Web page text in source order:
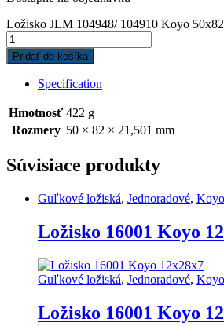
Ložisko JLM 104948/ 104910 Koyo
Pridať do košíka
Specification
Hmotnosť 422 g
Rozmery 50 × 82 × 21,501 mm
Súvisiace produkty
Guľkové ložiská, Jednoradové, Koyo
Ložisko 16001 Koyo
Guľkové ložiská, Jednoradové, Koyo
Ložisko 16001 Koyo